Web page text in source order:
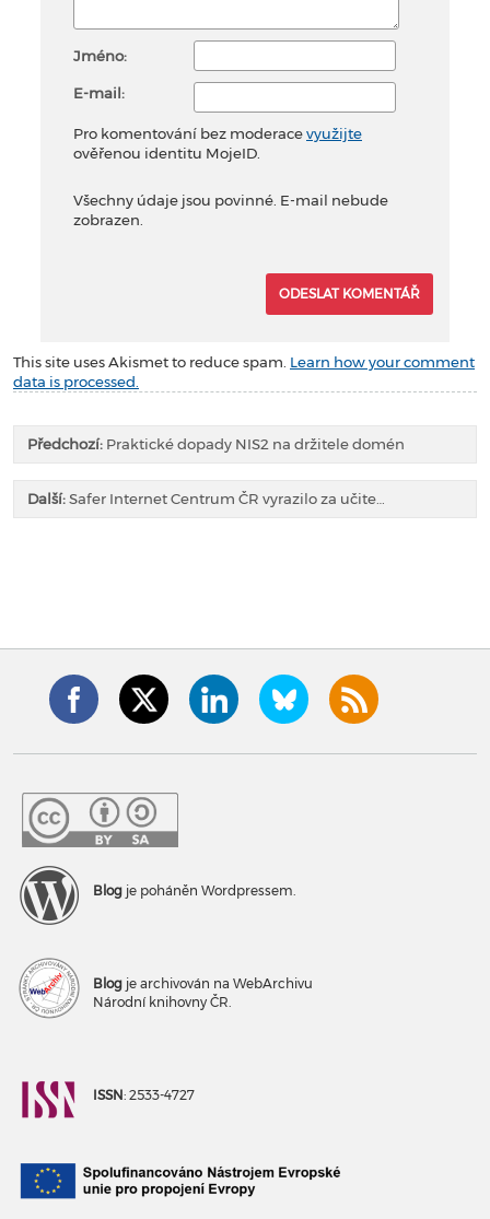
Jméno:
E-mail:
Pro komentování bez moderacevyužijte
ověřenou identitu MojeID.
Všechny údaje jsou povinné. E-mail nebude
zobrazen.
This site uses Akismet to reduce spam. Learn how your comment
data is processed.
Předchozí: Praktické dopady NIS2 na držitele domén
Další:Safer Internet Centrum ČR vyrazilo za učite…
Blog je poháněn Wordpressem.
Blog je archivován na WebArchivu
Národní knihovny ČR.
ISSN: 2533-4727